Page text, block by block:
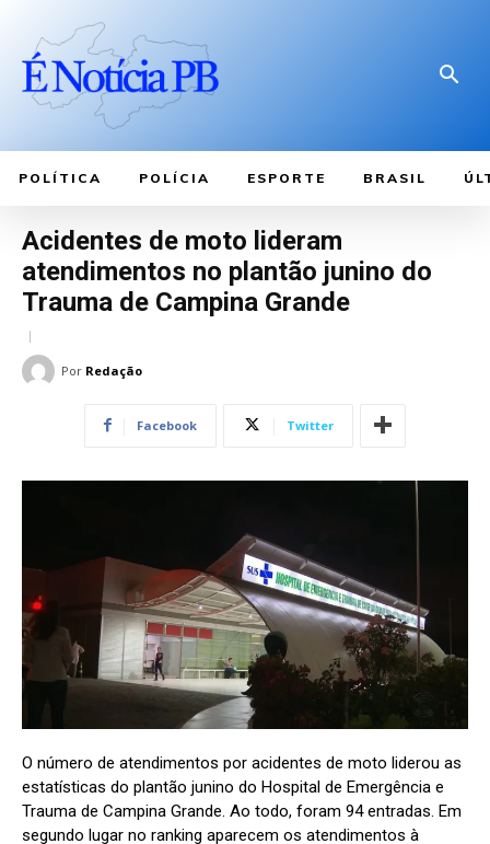
POLÍTICA POLÍCIA ESPORTE BRASIL
Acidentes de moto lideram
atendimentos no plantão junino do
Trauma de Campina Grande
Por Redação
Facebook Twitter
O número de atendimentos por acidentes de moto liderou as
estatísticas do plantão junino do Hospital de Emergência e
Trauma de Campina Grande. Ao todo, foram 94 entradas. Em
segundo lugar no ranking aparecem os atendimentos à